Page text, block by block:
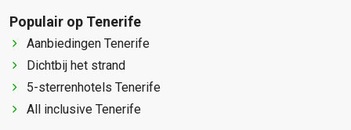
Populair op Tenerife
Aanbiedingen Tenerife
Dichtbij het strand
5-sterrenhotels Tenerife
All inclusive Tenerife